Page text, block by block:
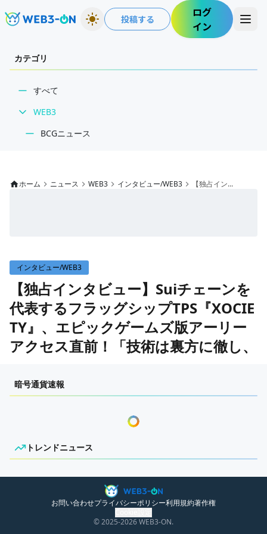
投稿する
ログ
イン
カテゴリ
すべて
WEB3
BCGニュース
インタビュー/WEB3
WEB3イベント
GAME
ゲームニュース
レビュー
インタビュー/GAME
ECONOMY
国内ニュース
トレンドニュース
ホーム ニュース WEB3 インタビュー/WEB3 【独占イン...
インタビュー/WEB3
【独占インタビュー】Suiチェーンを
代表するフラッグシップTPS『XOCIE
TY』、エピックゲームズ版アーリー
アクセス直前！「技術は裏方に徹し、
『XOCIETY』 ビジネスリーダー キム・ギュマン氏
に聞く！迫るアーリーアクセスとWeb3ゲームの未
来
暗号通貨速報
トレンドニュース
ニュースがありません。
お問い合わせプライバシーポリシー利用規約著作権
© 2025-2026WEB3-ON.